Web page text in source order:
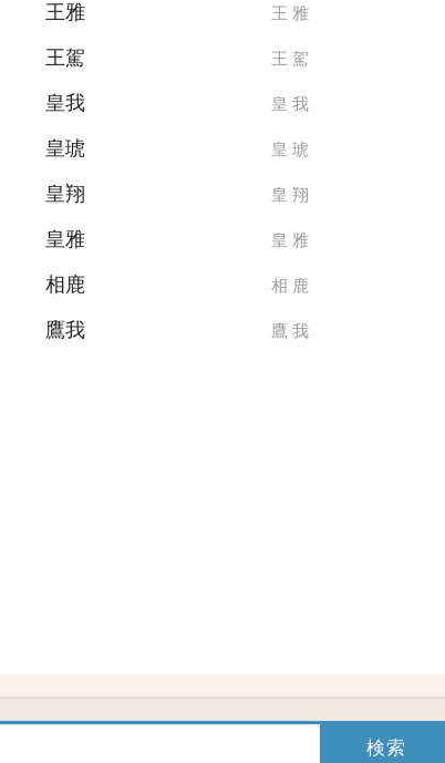
王雅 王 雅
王駕 王 駕
皇我 皇 我
皇琥 皇 琥
皇翔 皇 翔
皇雅 皇 雅
相鹿 相 鹿
鷹我 鷹 我